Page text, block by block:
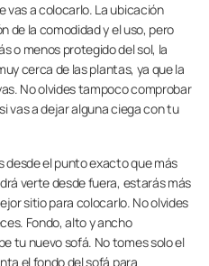
vas a colocarlo. La ubicación
de la comodidad y el uso, pero
o menos protegido del sol, la
cerca de las plantas, ya que la
No olvides tampoco comprobar
vas a dejar alguna ciega con tu
desde el punto exacto que más
verte desde fuera, estarás más
sitio para colocarlo. No olvides
Fondo, alto y ancho
tu nuevo sofá. No tomes solo el
el fondo del sofá para